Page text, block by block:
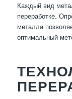
Каждый вид
переработке.
металла
оптимальный